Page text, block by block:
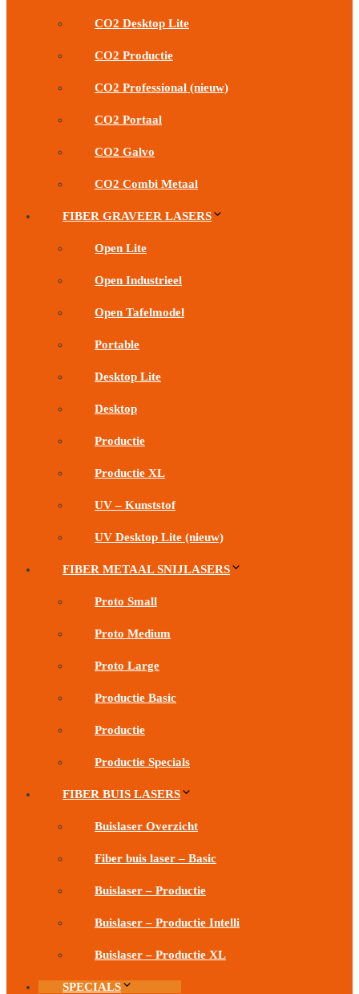
CO2 Desktop Lite
CO2 Productie
CO2 Professional (nieuw)
CO2 Portaal
CO2 Galvo
CO2 Combi Metaal
FIBER GRAVEER LASERS
Open Lite
Open Industrieel
Open Tafelmodel
Portable
Desktop Lite
Desktop
Productie
Productie XL
UV – Kunststof
UV Desktop Lite (nieuw)
FIBER METAAL SNIJLASERS
Proto Small
Proto Medium
Proto Large
Productie Basic
Productie
Productie Specials
FIBER BUIS LASERS
Buislaser Overzicht
Fiber buis laser – Basic
Buislaser – Productie
Buislaser – Productie Intelli
Buislaser – Productie XL
SPECIALS